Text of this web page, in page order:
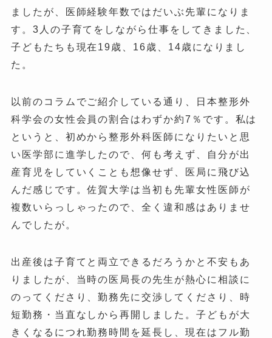
ましたが、医師経験年数ではだいぶ先輩になりま
す。3人の子育てをしながら仕事をしてきました、
子どもたちも現在19歳、16歳、14歳になりまし
た。
以前のコラムでご紹介している通り、日本整形外
科学会の女性会員の割合はわずか約7％です。私は
というと、初めから整形外科医師になりたいと思
い医学部に進学したので、何も考えず、自分が出
産育児をしていくことも想像せず、医局に飛び込
んだ感じです。佐賀大学は当初も先輩女性医師が
複数いらっしゃったので、全く違和感はありませ
んでしたが。
出産後は子育てと両立できるだろうかと不安もあ
りましたが、当時の医局長の先生が熱心に相談に
のってくださり、勤務先に交渉してくださり、時
短勤務・当直なしから再開しました。子どもが大
きくなるにつれ勤務時間を延長し、現在はフル勤